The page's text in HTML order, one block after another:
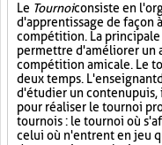
Le Tournoiconsiste en
d'apprentissage de façon
compétition. La
permettre d'améliorer un
compétition amicale. Le
deux temps. L'enseignant
d'étudier un contenu
pour réaliser le tournoi
tournois : le tournoi où
celui où n'entrent en jeu